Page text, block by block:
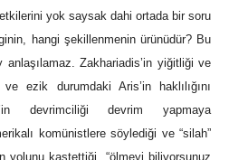
yok saysak dahi ortada bir soru
hangi şekillenmenin ürünüdür? Bu
Zakhariadis’in yiğitliği ve
ezik durumdaki Aris’in haklılığını
devrimciliği devrim yapmaya
komünistlere söylediği ve “silah”
yolunu kastettiği, “ölmeyi biliyorsunuz